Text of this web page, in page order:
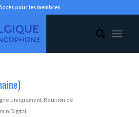
pour les membres
uniquement, Réunion de
Digital